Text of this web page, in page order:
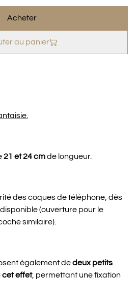
Acheter
au panier
21 et 24 cmde longueur.
des coques de téléphone, dès
(ouverture pour le
similaire).
également dedeux petits
cet effet, permettant une fixation